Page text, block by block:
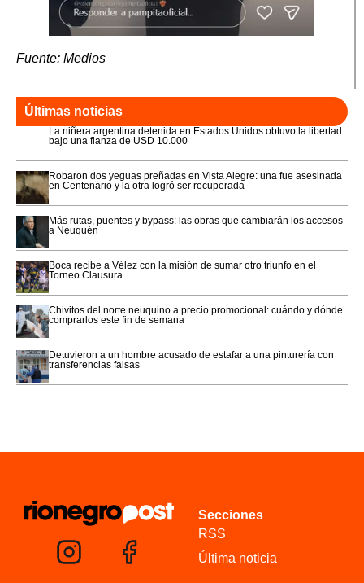
Fuente: Medios
Últimas noticias
La niñera argentina detenida en Estados Unidos obtuvo la libertad
bajo una fianza de USD 10.000
Robaron dos yeguas preñadas en Vista Alegre: una fue asesinada
en Centenario y la otra logró ser recuperada
Más rutas, puentes y bypass: las obras que cambiarán los accesos
a Neuquén
Boca recibe a Vélez con la misión de sumar otro triunfo en el
Torneo Clausura
Chivitos del norte neuquino a precio promocional: cuándo y dónde
comprarlos este fin de semana
Detuvieron a un hombre acusado de estafar a una pinturería con
transferencias falsas
Secciones
RSS
Última noticia